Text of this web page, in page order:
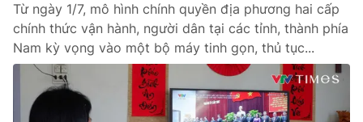
Xã hội
Pháp luật
Y tế
Từ ngày 1/7, mô hình chính quyền địa phương hai cấp
chính thức vận hành, người dân tại các tỉnh, thành phía
Nam kỳ vọng vào một bộ máy tinh gọn, thủ tục...